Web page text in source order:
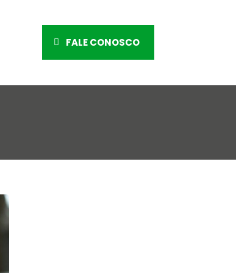
FALE CONOSCO